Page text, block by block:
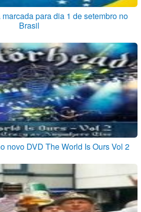
para dia 1 de setembro no
Brasil
novo DVD The World Is Ours Vol 2